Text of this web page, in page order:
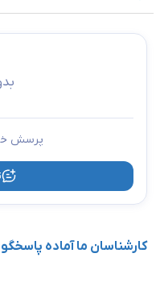
پرسش
کارشناسان ما آماده